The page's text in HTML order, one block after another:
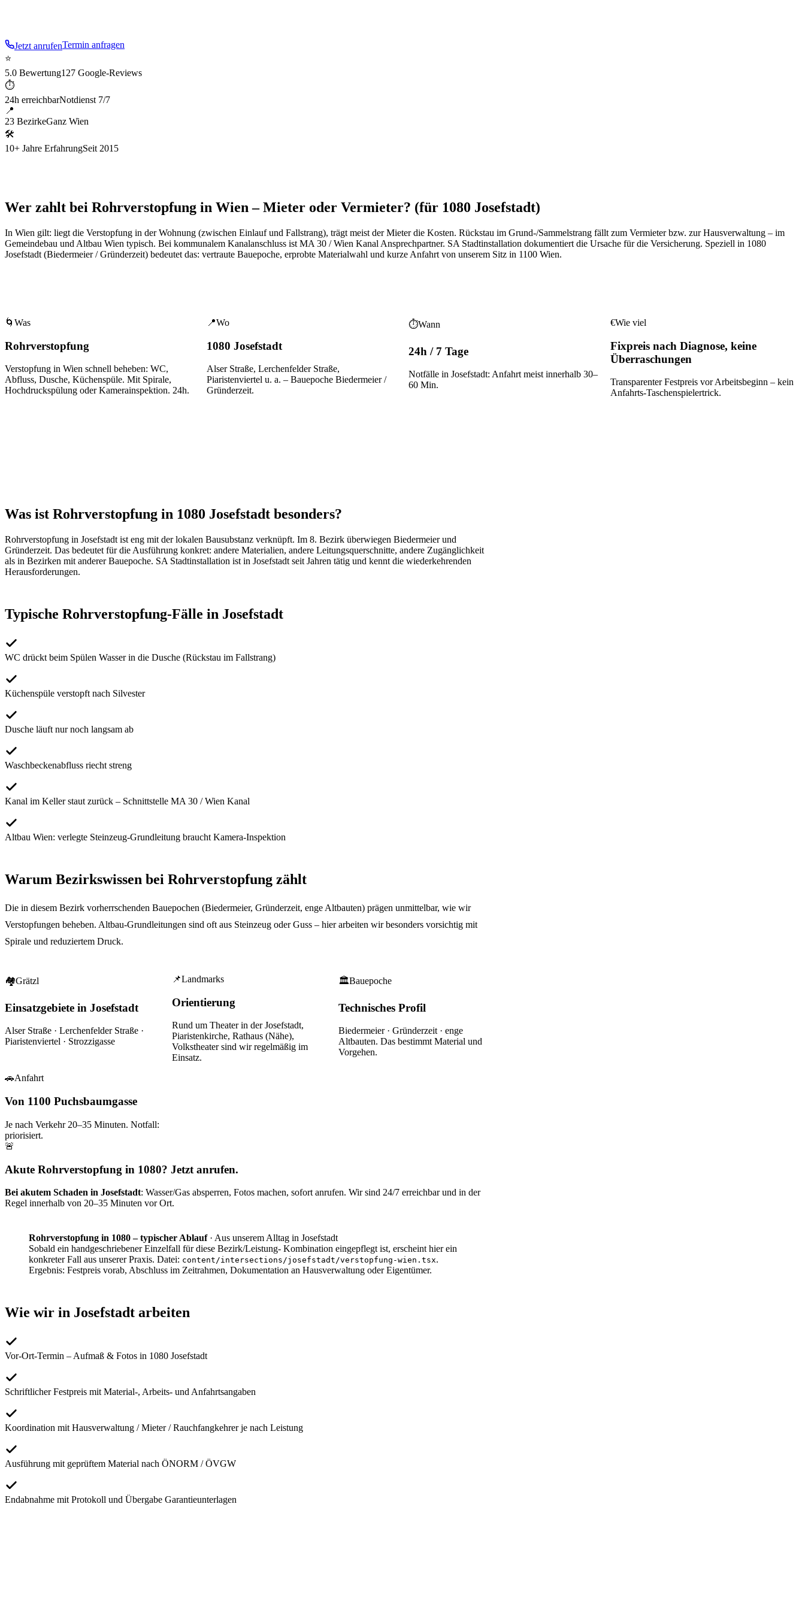
Jetzt anrufenTermin anfragen
⭐
5.0 Bewertung127 Google-Reviews
⏱
24h erreichbarNotdienst 7/7
📍
23 BezirkeGanz Wien
🛠
10+ Jahre ErfahrungSeit 2015
Wer zahlt bei Rohrverstopfung in Wien – Mieter oder Vermieter? (für 1080 Josefstadt)
In Wien gilt: liegt die Verstopfung in der Wohnung (zwischen Einlauf und Fallstrang), trägt meist der Mieter die Kosten. Rückstau im Grund-/Sammelstrang fällt zum Vermieter bzw. zur Hausverwaltung – im
Gemeindebau und Altbau Wien typisch. Bei kommunalem Kanalanschluss ist MA 30 / Wien Kanal Ansprechpartner. SA Stadtinstallation dokumentiert die Ursache für die Versicherung. Speziell in 1080
Josefstadt (Biedermeier / Gründerzeit) bedeutet das: vertraute Bauepoche, erprobte Materialwahl und kurze Anfahrt von unserem Sitz in 1100 Wien.
🌀 Was
Rohrverstopfung
Verstopfung in Wien schnell beheben: WC,
Abfluss, Dusche, Küchenspüle. Mit Spirale,
Hochdruckspülung oder Kamerainspektion. 24h.
📍Wo
1080 Josefstadt
Alser Straße, Lerchenfelder Straße,
Piaristenviertel u. a. – Bauepoche Biedermeier /
Gründerzeit.
⏱Wann
24h / 7 Tage
Notfälle in Josefstadt: Anfahrt meist innerhalb 30–
60 Min.
€Wie viel
Fixpreis nach Diagnose, keine
Überraschungen
Transparenter Festpreis vor Arbeitsbeginn – kein
Anfahrts-Taschenspielertrick.
Was ist Rohrverstopfung in 1080 Josefstadt besonders?
Rohrverstopfung in Josefstadt ist eng mit der lokalen Bausubstanz verknüpft. Im 8. Bezirk überwiegen Biedermeier und
Gründerzeit. Das bedeutet für die Ausführung konkret: andere Materialien, andere Leitungsquerschnitte, andere Zugänglichkeit
als in Bezirken mit anderer Bauepoche. SA Stadtinstallation ist in Josefstadt seit Jahren tätig und kennt die wiederkehrenden
Herausforderungen.
Typische Rohrverstopfung-Fälle in Josefstadt
WC drückt beim Spülen Wasser in die Dusche (Rückstau im Fallstrang)
Küchenspüle verstopft nach Silvester
Dusche läuft nur noch langsam ab
Waschbeckenabfluss riecht streng
Kanal im Keller staut zurück – Schnittstelle MA 30 / Wien Kanal
Altbau Wien: verlegte Steinzeug-Grundleitung braucht Kamera-Inspektion
Warum Bezirkswissen bei Rohrverstopfung zählt
Die in diesem Bezirk vorherrschenden Bauepochen (Biedermeier, Gründerzeit, enge Altbauten) prägen unmittelbar, wie wir
Verstopfungen beheben. Altbau-Grundleitungen sind oft aus Steinzeug oder Guss – hier arbeiten wir besonders vorsichtig mit
Spirale und reduziertem Druck.
🏘Grätzl
Einsatzgebiete in Josefstadt
Alser Straße · Lerchenfelder Straße ·
Piaristenviertel · Strozzigasse
📌Landmarks
Orientierung
Rund um Theater in der Josefstadt,
Piaristenkirche, Rathaus (Nähe),
Volkstheatersind wir regelmäßig im
Einsatz.
🏛Bauepoche
Technisches Profil
Biedermeier · Gründerzeit · enge
Altbauten. Das bestimmt Material und
Vorgehen.
🚗Anfahrt
Von 1100 Puchsbaumgasse
Je nach Verkehr 20–35 Minuten. Notfall:
priorisiert.
🚨
Akute Rohrverstopfung in 1080? Jetzt anrufen.
Bei akutem Schaden in Josefstadt: Wasser/Gas absperren, Fotos machen, sofort anrufen. Wir sind 24/7 erreichbar und in der
Regel innerhalb von 20–35 Minuten vor Ort.
Rohrverstopfung in 1080 – typischer Ablauf· Aus unserem Alltag in Josefstadt
Sobald ein handgeschriebener Einzelfall für diese Bezirk/Leistung- Kombination eingepflegt ist, erscheint hier ein
konkreter Fall aus unserer Praxis. Datei: content/intersections/josefstadt/verstopfung-wien .tsx.
Ergebnis: Festpreis vorab, Abschluss im Zeitrahmen, Dokumentation an Hausverwaltung oder Eigentümer.
Wie wir in Josefstadt arbeiten
Vor-Ort-Termin – Aufmaß & Fotos in 1080 Josefstadt
Schriftlicher Festpreis mit Material-, Arbeits- und Anfahrtsangaben
Koordination mit Hausverwaltung / Mieter / Rauchfangkehrer je nach Leistung
Ausführung mit geprüftem Material nach ÖNORM / ÖVGW
Endabnahme mit Protokoll und Übergabe Garantieunterlagen